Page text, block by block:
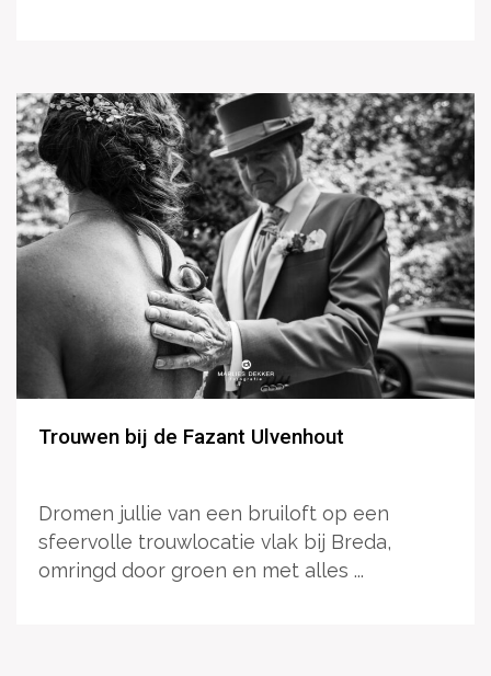
Trouwen bij de Fazant Ulvenhout
Dromen jullie van een bruiloft op een
sfeervolle trouwlocatie vlak bij Breda,
omringd door groen en met alles ...